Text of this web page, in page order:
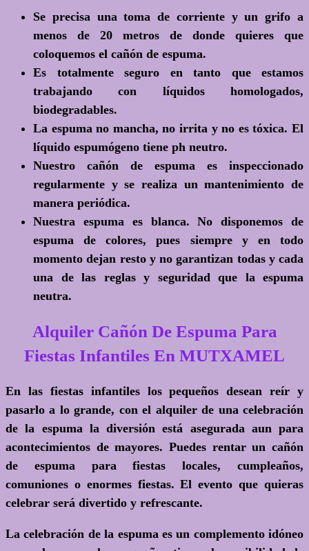
Se precisa una toma de corriente y un grifo a
menos de 20 metros de donde quieres que
coloquemos el cañón de espuma.
Es totalmente seguro en tanto que estamos
trabajando con líquidos homologados,
biodegradables.
La espuma no mancha, no irrita y no es tóxica. El
líquido espumógeno tiene ph neutro.
Nuestro cañón de espuma es inspeccionado
regularmente y se realiza un mantenimiento de
manera periódica.
Nuestra espuma es blanca. No disponemos de
espuma de colores, pues siempre y en todo
momento dejan resto y no garantizan todas y cada
una de las reglas y seguridad que la espuma
neutra.
Alquiler Cañón De Espuma Para
Fiestas Infantiles En MUTXAMEL
En las fiestas infantiles los pequeños desean reír y
pasarlo a lo grande, con el alquiler de una celebración
de la espuma la diversión está asegurada aun para
acontecimientos de mayores. Puedes rentar un cañón
de espuma para fiestas locales, cumpleaños,
comuniones o enormes fiestas. El evento que quieras
celebrar será divertido y refrescante.
La celebración de la espuma es un complemento idóneo